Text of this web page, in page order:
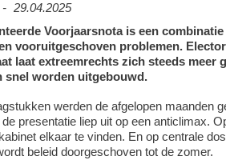
29.04.2025
Voorjaarsnota is een
vooruitgeschoven problemen.
laat extreemrechts zich steeds meer
snel worden uitgebouwd.
werden de afgelopen maanden
presentatie liep uit op een anticlimax.
elkaar te vinden. En op centrale
beleid doorgeschoven tot de zomer.